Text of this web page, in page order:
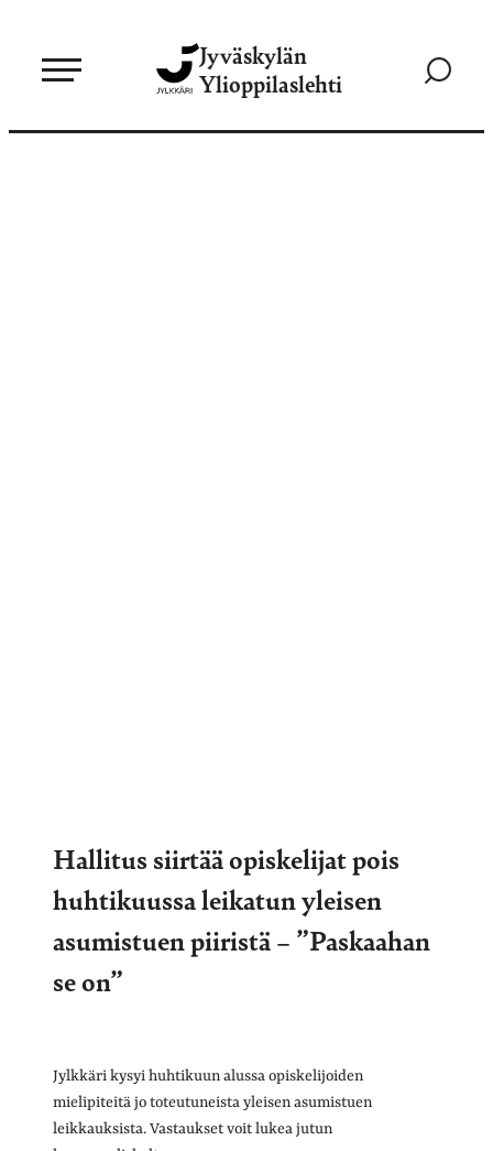
sisältöön
Jyväskylän
Ylioppilaslehti
Siirry
Hallitus siirtää opiskelijat pois
huhtikuussa leikatun yleisen
asumistuen piiristä – ”Paskaahan
se on”
Jylkkäri kysyi huhtikuun alussa opiskelijoiden
mielipiteitä jo toteutuneista yleisen asumistuen
leikkauksista. Vastaukset voit lukea jutun